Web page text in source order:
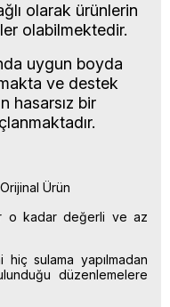
olarak ürünlerin
olabilmektedir.
uygun boyda
ve destek
hasarsız bir
Ürün
o kadar değerli ve az
sulama yapılmadan
düzenlemelere